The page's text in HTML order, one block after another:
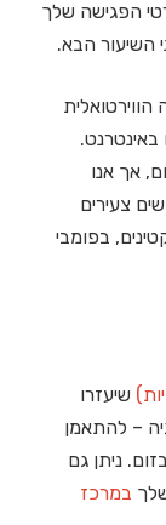
הפגישה שלך
השיעור הבא.
אך אנו
צעירים
בפומבי
שיעזרו
– להתאמן
ניתן גם
במרכז